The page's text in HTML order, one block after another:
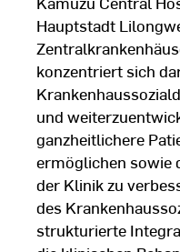
Hauptstadt
konzentriert sich
und
ganzheitlichere
ermöglichen sowie
der Klinik zu
des
strukturierte